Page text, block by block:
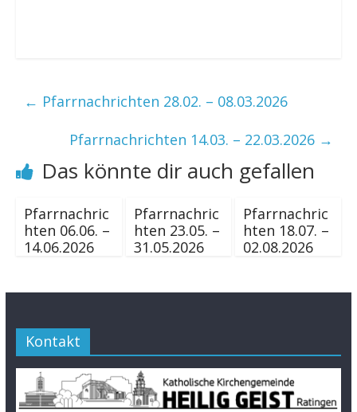
← Pfarrnachrichten 28.02. – 08.03.2026
Pfarrnachrichten 14.03. – 22.03.2026 →
Das könnte dir auch gefallen
Pfarrnachric
hten 06.06. –
14.06.2026
Pfarrnachric
hten 23.05. –
31.05.2026
Pfarrnachric
hten 18.07. –
02.08.2026
Kontakt